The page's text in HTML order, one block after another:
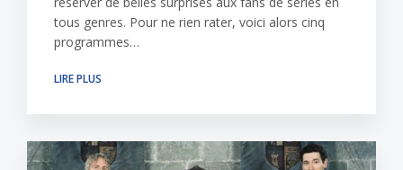
tous genres. Pour ne rien rater, voici alors cinq
programmes…
LIRE PLUS